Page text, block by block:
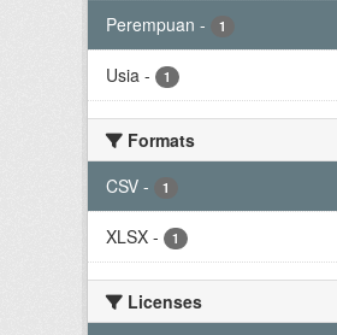
Perempuan - 1
Usia - 1
Formats
CSV - 1
XLSX - 1
Licenses